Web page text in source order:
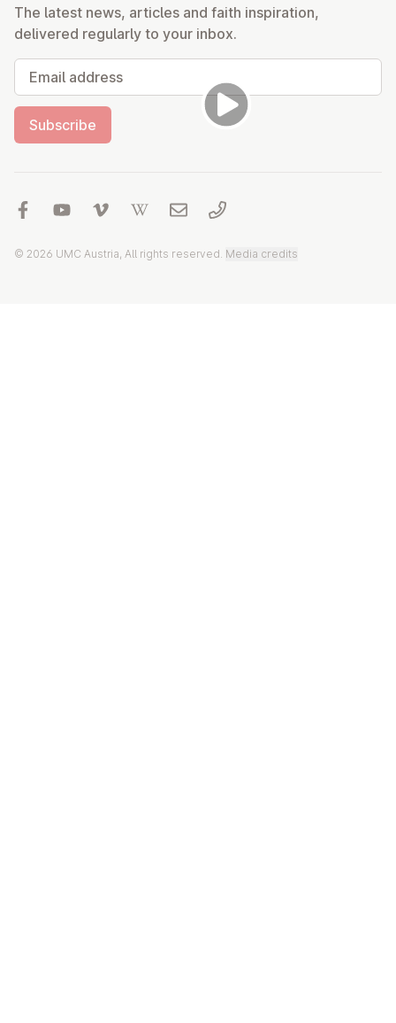
The latest news, articles and faith inspiration,
delivered regularly to your inbox.
Email address
Subscribe
© 2026 UMC Austria, All rights reserved. Media credits